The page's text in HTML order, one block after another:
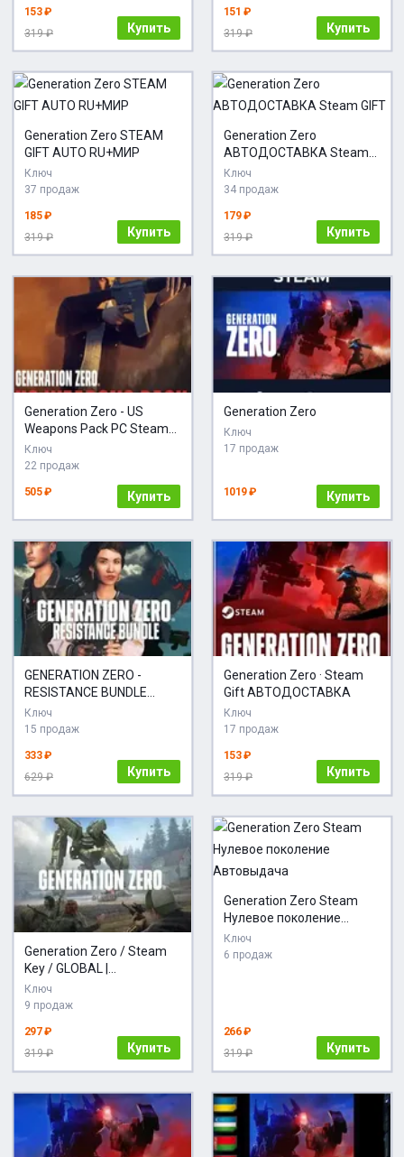
153 ₽
319 ₽
Купить
151 ₽
319 ₽
Купить
Generation Zero STEAM
GIFT AUTO RU+МИР
Ключ
37 продаж
185 ₽
319 ₽
Купить
Generation Zero
АВТОДОСТАВКА Steam
GIFT
Ключ
34 продаж
179 ₽
319 ₽
Купить
Generation Zero - US
Weapons Pack PC Steam
key РФ + МИР
Ключ
22 продаж
505 ₽ Купить
Generation Zero
Ключ
17 продаж
1019 ₽ Купить
GENERATION ZERO -
RESISTANCE BUNDLE
XBOX КЛЮЧ
Ключ
15 продаж
333 ₽
629 ₽
Купить
Generation Zero · Steam
Gift АВТОДОСТАВКА
Ключ
17 продаж
153 ₽
319 ₽
Купить
Generation Zero / Steam
Key / GLOBAL |
АВТОВЫДАЧА 24/7
Ключ
9 продаж
297 ₽
319 ₽
Купить
Generation Zero Steam
Нулевое поколение
Автовыдача
Ключ
6 продаж
266 ₽
319 ₽
Купить